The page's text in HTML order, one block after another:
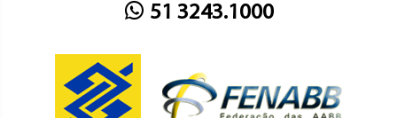
51 3243.1000